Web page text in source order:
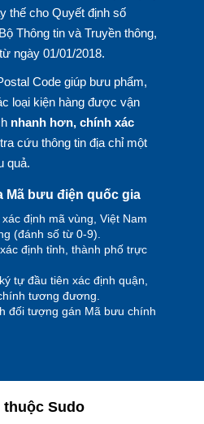
thế cho Quyết định số
Thông tin và Truyền thông,
ngày 01/01/2018.
Code giúp bưu phẩm,
loại kiện hàng được vận
nhanh hơn, chính xác
cứu thông tin địa chỉ một
quả.
Mã bưu điện quốc gia
định mã vùng, Việt Nam
(đánh số từ 0-9).
định tỉnh, thành phố trực
tự đầu tiên xác định quận,
tương đương.
đối tượng gán Mã bưu chính
Sudo